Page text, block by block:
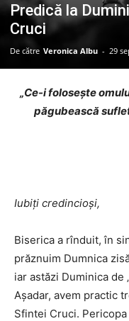
Predică la
Cruci
De către Veronica Albu - 29
„Ce-i foloseşte
păgubească
Iubiţi credincioşi,
Biserica a rînduit, în
prăznuim Dumnica
iar astăzi Duminica de
Aşadar, avem practic
Sfintei Cruci.